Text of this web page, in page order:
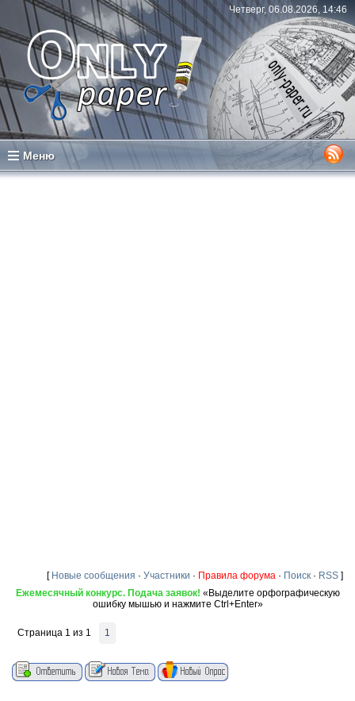
Четверг, 06.08.2026, 14:46
Меню
[ Новые сообщения · Участники · Правила форума · Поиск · RSS ]
Ежемесячный конкурс. Подача заявок! «Выделите орфографическую
ошибку мышью и нажмите Ctrl+Enter»
Страница 1 из 1 1